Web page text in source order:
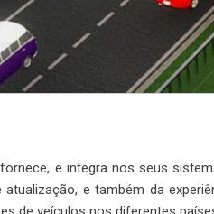
e integra nos seus
atualização, e também da